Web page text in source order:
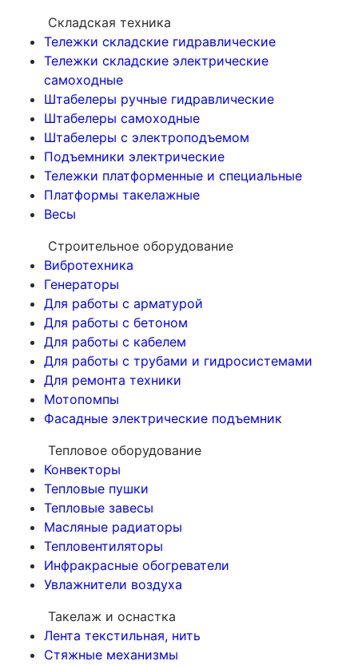
Складская техника
Тележки складские гидравлические
Тележки складские электрические
самоходные
Штабелеры ручные гидравлические
Штабелеры самоходные
Штабелеры с электроподъемом
Подъемники электрические
Тележки платформенные и специальные
Платформы такелажные
Весы
Строительное оборудование
Вибротехника
Генераторы
Для работы с арматурой
Для работы с бетоном
Для работы с кабелем
Для работы с трубами и гидросистемами
Для ремонта техники
Мотопомпы
Фасадные электрические подъемник
Тепловое оборудование
Конвекторы
Тепловые пушки
Тепловые завесы
Масляные радиаторы
Тепловентиляторы
Инфракрасные обогреватели
Увлажнители воздуха
Такелаж и оснастка
Лента текстильная, нить
Стяжные механизмы